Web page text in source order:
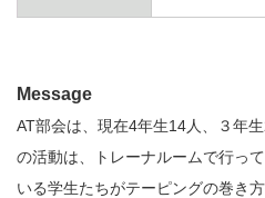
Message
AT部会は、現在4年生14人、３年
の活動は、トレーナルームで行っ
いる学生たちがテーピングの巻き